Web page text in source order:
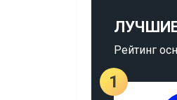
Рейтинг
1